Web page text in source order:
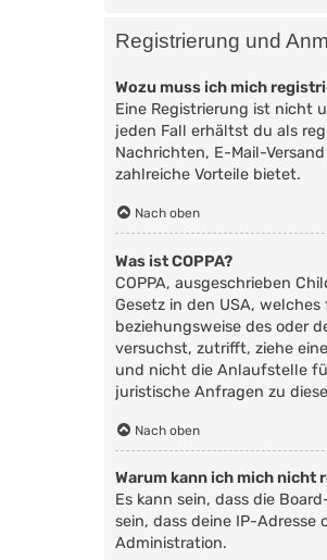
Registrierung und
Wozu muss ich mich
Eine Registrierung ist nicht
jeden Fall erhältst du als
Nachrichten, E-Mail-
zahlreiche Vorteile bietet.
Nach oben
Was ist COPPA?
COPPA, ausgeschrieben
Gesetz in den USA,
beziehungsweise des oder
versuchst, zutrifft, ziehe
und nicht die Anlaufstelle
juristische Anfragen zu
Nach oben
Warum kann ich mich nicht
Es kann sein, dass die
sein, dass deine IP-
Administration.